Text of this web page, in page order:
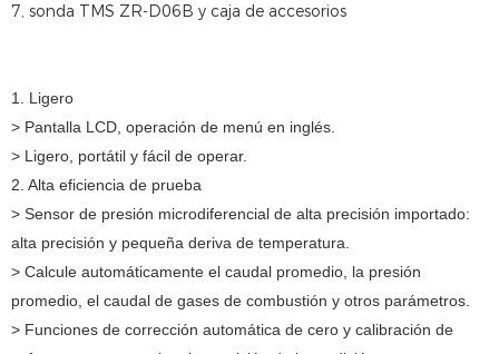
7, sonda TMS ZR-D06B y caja de accesorios
1. Ligero
> Pantalla LCD, operación de menú en inglés.
> Ligero, portátil y fácil de operar.
2. Alta eficiencia de prueba
> Sensor de presión microdiferencial de alta precisión importado:
alta precisión y pequeña deriva de temperatura.
> Calcule automáticamente el caudal promedio, la presión
promedio, el caudal de gases de combustión y otros parámetros.
> Funciones de corrección automática de cero y calibración de